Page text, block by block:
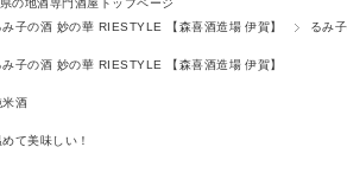
の地酒専門酒屋トップページ
み子の酒 妙の華 RIESTYLE 【森喜酒造場 伊賀】
るみ
み子の酒 妙の華 RIESTYLE 【森喜酒造場 伊賀】
米酒
めて美味しい！